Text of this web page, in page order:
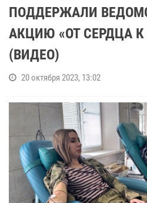
ПОДДЕРЖАЛИ
АКЦИЮ «ОТ СЕРДЦА К
(ВИДЕО)
20 октября 2023, 13:02